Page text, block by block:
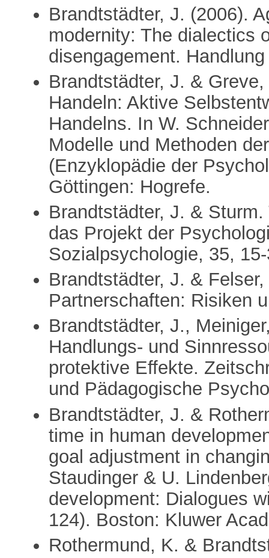
Brandtstädter, J. (2006).
modernity: The dialectics
disengagement.
Brandtstädter, J. &
Handeln: Aktive
Handelns. In W.
Modelle und Methoden
(Enzyklopädie der
Göttingen: Hogrefe.
Brandtstädter, J. &
das Projekt der
Sozialpsychologie, 35,
Brandtstädter, J. &
Partnerschaften: Risiken
Brandtstädter, J.,
Handlungs- und
protektive Effekte.
und Pädagogische
Brandtstädter, J. &
time in human
goal adjustment in
Staudinger & U.
development: Dialogues
124). Boston: Kluwer
Rothermund, K. &